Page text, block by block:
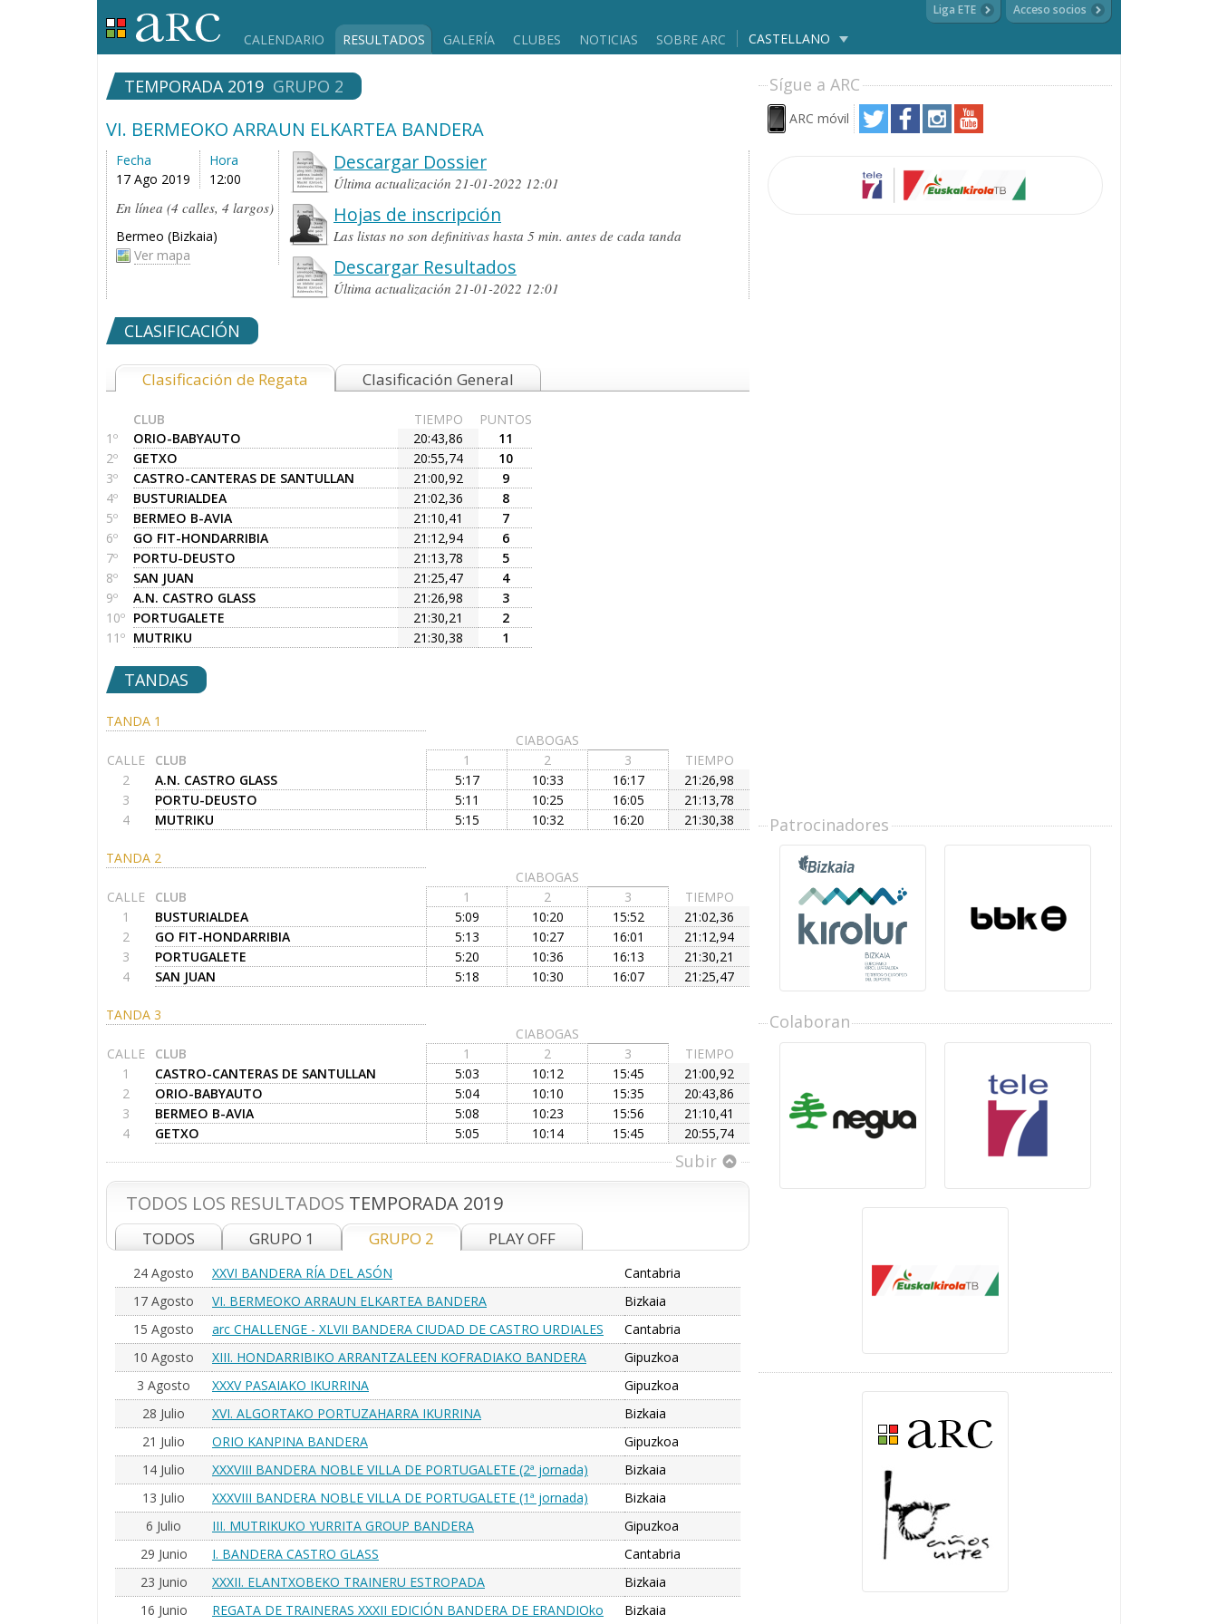
CALENDARIO RESULTADOS GALERÍA CLUBES NOTICIAS SOBRE ARC CASTELLANO
Liga ETE Acceso socios
TEMPORADA 2019 GRUPO 2
VI. BERMEOKO ARRAUN ELKARTEA BANDERA
Fecha
17 Ago 2019
Hora
12:00
En línea (4 calles, 4 largos)
Bermeo (Bizkaia)
Ver mapa
Descargar Dossier
Última actualización 21-01-2022 12:01
Hojas de inscripción
Las listas no son definitivas hasta 5 min. antes de cada tanda
Descargar Resultados
Última actualización 21-01-2022 12:01
CLASIFICACIÓN
Clasificación de Regata Clasificación General
CLUB TIEMPO
PUNTOS
1º
ORIO-BABYAUTO 20:43,86
11
2º
GETXO 20:55,74
10
3º
CASTRO-CANTERAS DE SANTULLAN 21:00,92
9
4º
BUSTURIALDEA 21:02,36
8
5º
BERMEO B-AVIA 21:10,41
7
6º
GO FIT-HONDARRIBIA 21:12,94
6
7º
PORTU-DEUSTO 21:13,78
5
8º
SAN JUAN 21:25,47
4
9º
A.N. CASTRO GLASS 21:26,98
3
10º PORTUGALETE 21:30,21
2
11º MUTRIKU 21:30,38 1
TANDAS
TANDA 1
CIABOGAS
CALLE
CLUB 1 2 3
TIEMPO
2
A.N. CASTRO GLASS 5:17 10:33 16:17
21:26,98
3
PORTU-DEUSTO 5:11 10:25 16:05
21:13,78
4
MUTRIKU 5:15 10:32 16:20 21:30,38
TANDA 2
CIABOGAS
CALLE
CLUB 1 2 3
TIEMPO
1
BUSTURIALDEA 5:09 10:20 15:52
21:02,36
2
GO FIT-HONDARRIBIA 5:13 10:27 16:01
21:12,94
3
PORTUGALETE 5:20 10:36 16:13
21:30,21
4
SAN JUAN 5:18 10:30 16:07 21:25,47
TANDA 3
CIABOGAS
CALLE
CLUB 1 2 3
TIEMPO
1
CASTRO-CANTERAS DE SANTULLAN 5:03 10:12 15:45
21:00,92
2
ORIO-BABYAUTO 5:04 10:10 15:35
20:43,86
3
BERMEO B-AVIA 5:08 10:23 15:56
21:10,41
4
GETXO 5:05 10:14 15:45 20:55,74
Subir
TODOS LOS RESULTADOS TEMPORADA 2019
TODOS GRUPO 1 GRUPO 2 PLAY OFF
24 Agosto XXVI BANDERA RÍA DEL ASÓN
Cantabria
17 Agosto
VI. BERMEOKO ARRAUN ELKARTEA BANDERA
Bizkaia
15 Agosto
arc CHALLENGE - XLVII BANDERA CIUDAD DE CASTRO URDIALES
Homenaje a Agustín Anglada Blanquet
Cantabria
10 Agosto
XIII. HONDARRIBIKO ARRANTZALEEN KOFRADIAKO BANDERA
Gipuzkoa
3 Agosto
XXXV PASAIAKO IKURRINA
Gipuzkoa
28 Julio
XVI. ALGORTAKO PORTUZAHARRA IKURRINA
Bizkaia
21 Julio
ORIO KANPINA BANDERA
Gipuzkoa
14 Julio
XXXVIII BANDERA NOBLE VILLA DE PORTUGALETE (2ª jornada)
Bizkaia
13 Julio
XXXVIII BANDERA NOBLE VILLA DE PORTUGALETE (1ª jornada)
Bizkaia
6 Julio
III. MUTRIKUKO YURRITA GROUP BANDERA
Gipuzkoa
29 Junio
I. BANDERA CASTRO GLASS
Cantabria
23 Junio
XXXII. ELANTXOBEKO TRAINERU ESTROPADA
Bizkaia
16 Junio
REGATA DE TRAINERAS XXXII EDICIÓN BANDERA DE ERANDIOko Bizkaia
Sígue a ARC
ARC móvil
Patrocinadores
Colaboran